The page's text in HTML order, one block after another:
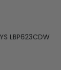
LBP623CDW